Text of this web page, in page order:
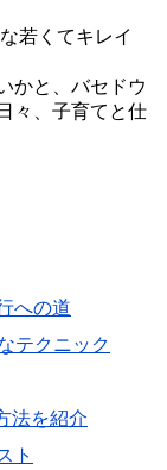
若くてキレイ
かと、バセドウ
々、子育てと仕
への道
テクニック
法を紹介
ト